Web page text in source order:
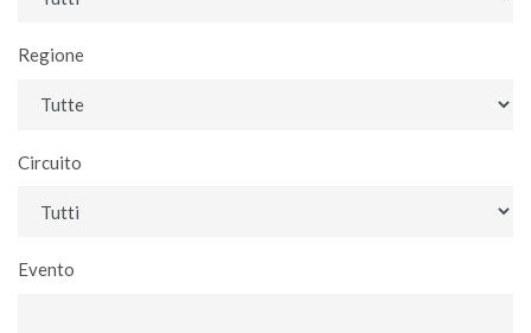
Regione
Circuito
Evento